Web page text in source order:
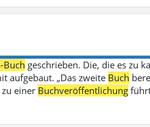
Buch geschrieben. Die, die es zu
aufgebaut. „Das zweite Buch
einer Buchveröffentlichung